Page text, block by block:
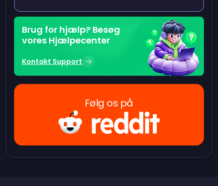
Brug for hjælp? Besøg
vores Hjælpecenter
Kontakt Support
Følg os på